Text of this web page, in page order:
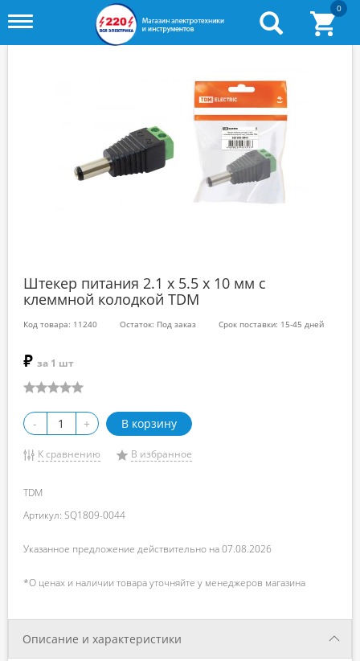
Toggle
0
Штекер питания 2.1 х 5.5 x 10 мм с
клеммной колодкой TDM
Код товара: 11240 Остаток: Под заказ Срок поставки: 15-45 дней
₽ за 1 шт
- + В корзину
К сравнению В избранное
TDM
Артикул: SQ1809-0044
Указанное предложение действительно на 07.08.2026
*О ценах и наличии товара уточняйте у менеджеров магазина
Описание и характеристики